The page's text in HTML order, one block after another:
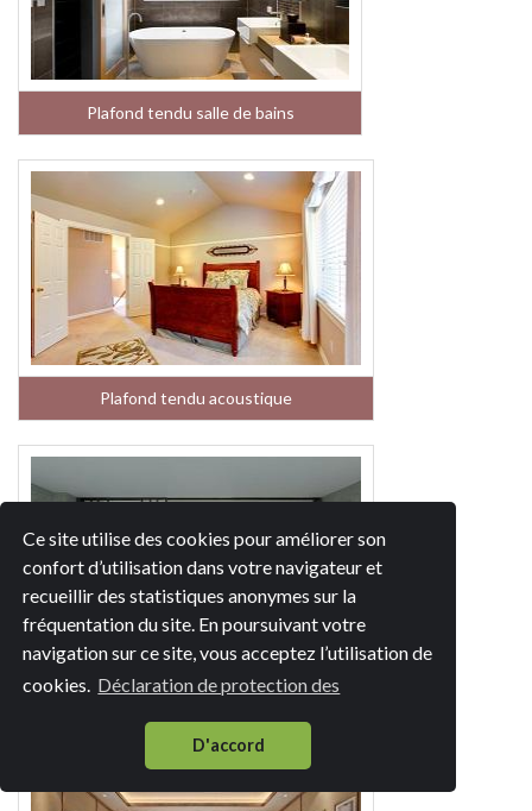
Ce site utilise des cookies pour améliorer son
confort d’utilisation dans votre navigateur et
recueillir des statistiques anonymes sur la
fréquentation du site. En poursuivant votre
navigation sur ce site, vous acceptez l’utilisation de
cookies. Déclaration de protection des
D'accord
Plafond tendu salle de bains
Plafond tendu acoustique
Plafond tendu piscine